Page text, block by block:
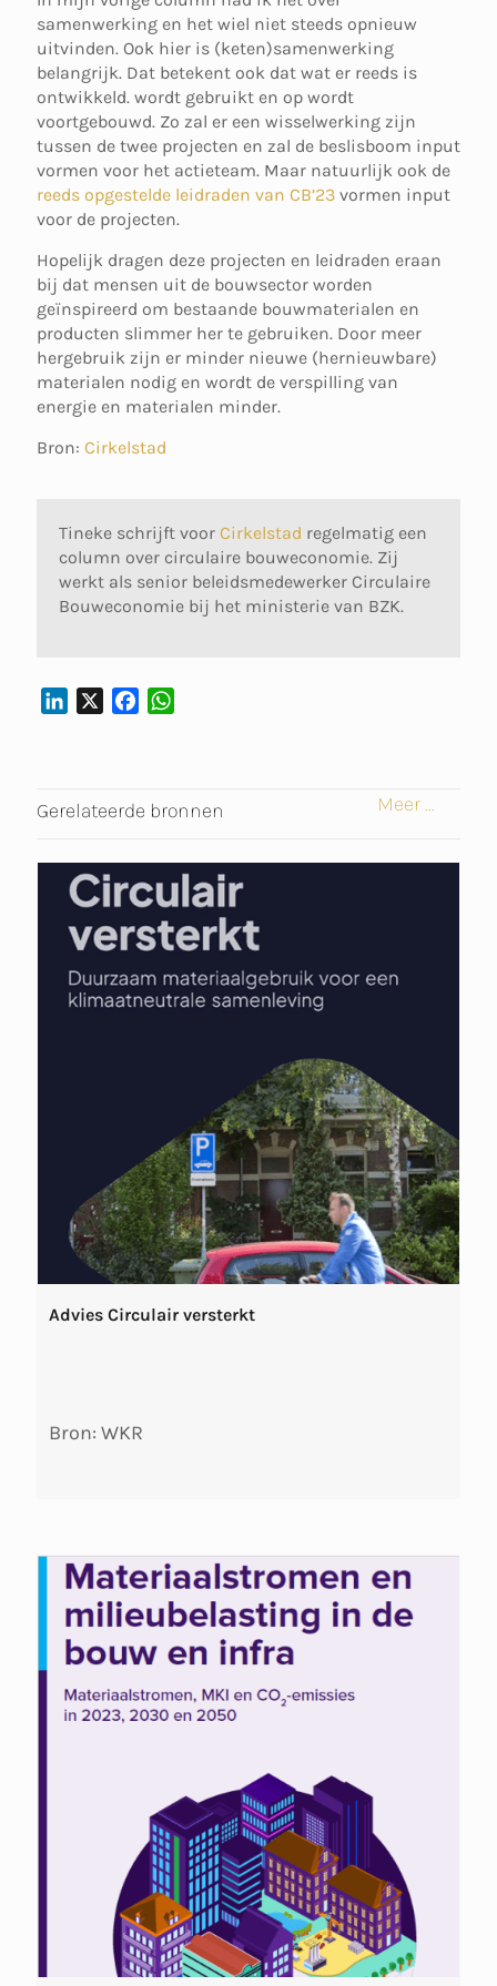
samenwerking en het wiel niet steeds opnieuw
uitvinden. Ook hier is (keten)samenwerking
belangrijk. Dat betekent ook dat wat er reeds is
ontwikkeld. wordt gebruikt en op wordt
voortgebouwd. Zo zal er een wisselwerking zijn
tussen de twee projecten en zal de beslisboom input
vormen voor het actieteam. Maar natuurlijk ook de
reeds opgestelde leidraden van CB’23 vormen input
voor de projecten.
Hopelijk dragen deze projecten en leidraden eraan
bij dat mensen uit de bouwsector worden
geïnspireerd om bestaande bouwmaterialen en
producten slimmer her te gebruiken. Door meer
hergebruik zijn er minder nieuwe (hernieuwbare)
materialen nodig en wordt de verspilling van
energie en materialen minder.
Bron: Cirkelstad
Tineke schrijft voor Cirkelstad regelmatig een
column over circulaire bouweconomie. Zij
werkt als senior beleidsmedewerker Circulaire
Bouweconomie bij het ministerie van BZK.
E
I
N
B
O
K
S
P
P
Gerelateerde bronnen Meer ...
Advies Circulair versterkt
Bron: WKR